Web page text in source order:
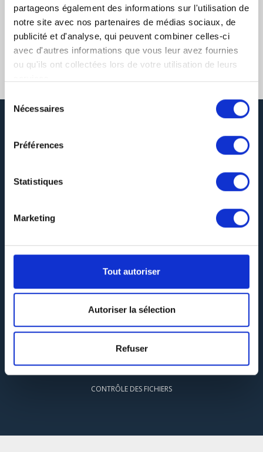
partageons également des informations sur l'utilisation de
notre site avec nos partenaires de médias sociaux, de
publicité et d'analyse, qui peuvent combiner celles-ci
avec d'autres informations que vous leur avez fournies
ou qu'ils ont collectées lors de votre utilisation de leurs
Nécessaires
Préférences
Statistiques
Marketing
Tout autoriser
Autoriser la sélection
Refuser
SERVICE LIVRAISON
CONTRÔLE DES FICHIERS